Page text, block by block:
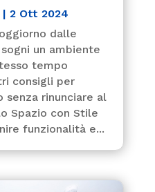
| 2 Ott 2024
dalle
un ambiente
tempo
consigli per
rinunciare al
Spazio con Stile
funzionalità e...